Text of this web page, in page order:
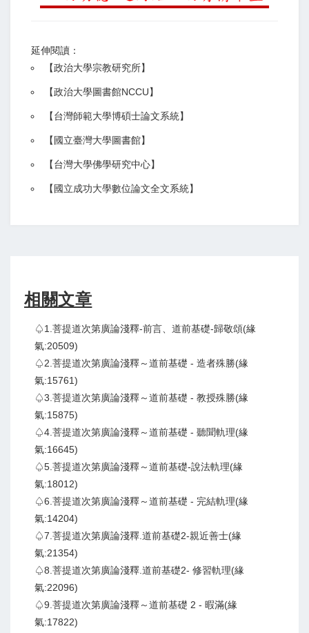
延伸閱讀：
【政治大學宗教研究所】
【政治大學圖書館NCCU】
【台灣師範大學博碩士論文系統】
【 國立臺灣大學圖書館】
【台灣大學佛學研究中心】
【 國立成功大學數位論文全文系統】
相關文章
♤1.菩提道次第廣論淺釋-前言、道前基礎-歸敬頌(緣
氣:20509)
♤2.菩提道次第廣論淺釋～道前基礎 - 造者殊勝(緣
氣:15761)
♤3.菩提道次第廣論淺釋～道前基礎 - 教授殊勝(緣
氣:15875)
♤4.菩提道次第廣論淺釋～道前基礎 - 聽聞軌理(緣
氣:16645)
♤5.菩提道次第廣論淺釋～道前基礎-說法軌理(緣
氣:18012)
♤6.菩提道次第廣論淺釋～道前基礎 - 完結軌理(緣
氣:14204)
♤7.菩提道次第廣論淺釋.道前基礎2-親近善士(緣
氣:21354)
♤8.菩提道次第廣論淺釋.道前基礎2- 修習軌理(緣
氣:22096)
♤9.菩提道次第廣論淺釋～道前基礎 2 - 暇滿(緣
氣:17822)